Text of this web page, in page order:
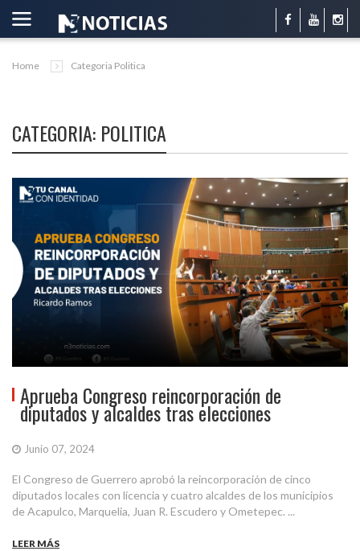
Home Categoria Politica
CATEGORIA: POLITICA
Aprueba Congreso reincorporación de
diputados y alcaldes tras elecciones
Junio 07, 2024
El Congreso de Guerrero aprobó la reincorporación de cinco
diputados locales con licencia y cuatro alcaldes de los municipios
de Acapulco, Marquelia, Juan R. Escudero y Ometepec. ...
LEER MÁS